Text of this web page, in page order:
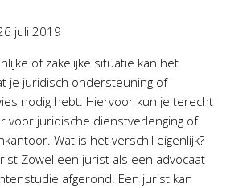
juli 2019
of zakelijke situatie kan het
je juridisch ondersteuning of
nodig hebt. Hiervoor kun je terecht
voor juridische dienstverlenging of
Wat is het verschil eigenlijk?
Zowel een jurist als een advocaat
afgerond. Een jurist kan